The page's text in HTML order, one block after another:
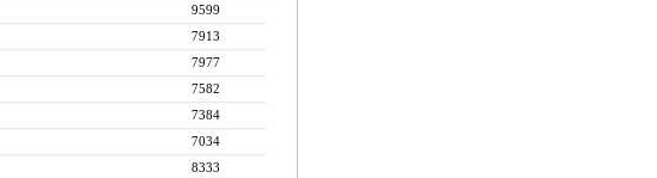
9599
7913
7977
7582
7384
7034
8333